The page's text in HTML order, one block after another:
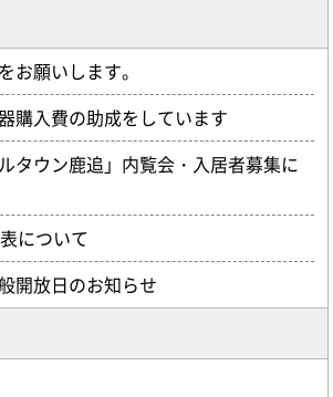
お願いします。
購入費の助成をしています
タウン鹿追」内覧会・入居者募集に
について
開放日のお知らせ